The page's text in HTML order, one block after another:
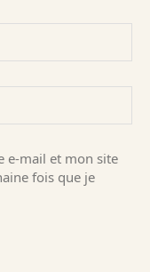
e-mail et mon site
fois que je